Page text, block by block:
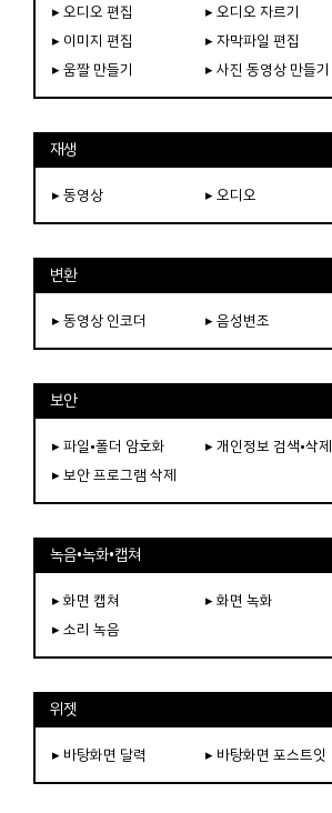
▸ 오디오 편집
▸ 오디오 자르기
▸ 이미지 편집
▸ 자막파일 편집
▸ 움짤 만들기
▸ 사진 동영상 만들기
재생
▸ 동영상 ▸ 오디오
변환
▸ 동영상 인코더 ▸ 음성변조
보안
▸ 파일•폴더 암호화
▸ 개인정보 검색•삭제
▸ 보안 프로그램 삭제
녹음•녹화•캡쳐
▸ 화면 캡쳐
▸ 화면 녹화
▸ 소리 녹음
위젯
▸ 바탕화면 달력 ▸ 바탕화면 포스트잇